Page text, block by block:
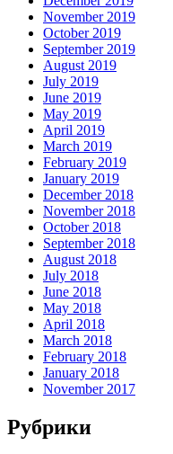
November 2019
October 2019
September 2019
August 2019
July 2019
June 2019
May 2019
April 2019
March 2019
February 2019
January 2019
December 2018
November 2018
October 2018
September 2018
August 2018
July 2018
June 2018
May 2018
April 2018
March 2018
February 2018
January 2018
November 2017
Рубрики